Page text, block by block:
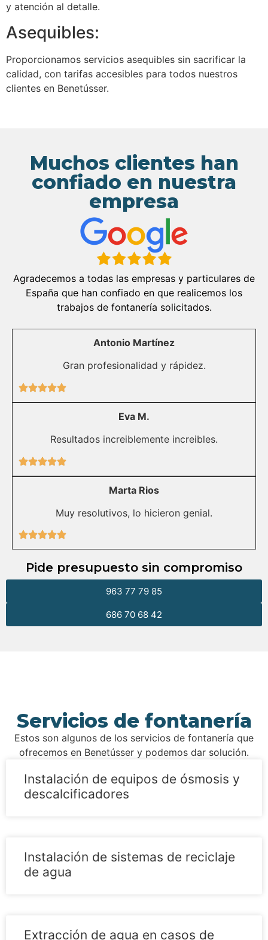
y atención al detalle.
Asequibles:
Proporcionamos servicios asequibles sin sacrificar la
calidad, con tarifas accesibles para todos nuestros
clientes en Benetússer.
Muchos clientes han
confiado en nuestra
empresa
Agradecemos a todas las empresas y particulares de
España que han confiado en que realicemos los
trabajos de fontanería solicitados.
Antonio Martínez
Gran profesionalidad y rápidez.
Eva M.
Resultados increiblemente increibles.
Marta Rios
Muy resolutivos, lo hicieron genial.
Pide presupuesto sin compromiso
686 70 68 42
963 77 79 85
Servicios de fontanería
Estos son algunos de los servicios de fontanería que
ofrecemos en Benetússer y podemos dar solución.
Instalación de equipos de ósmosis y
descalcificadores
Instalación de sistemas de reciclaje
de agua
Extracción de agua en casos de